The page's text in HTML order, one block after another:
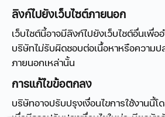
ลิงก์ไปยังเว็บไซต์ภายนอก
เว็บไซต์นี้อาจมีลิงก์ไปยังเว็บไซต์อื่นเพื่อ
บริษัทไม่รับผิดชอบต่อเนื้อหาหรือความป
ภายนอกเหล่านั้น
การแก้ไขข้อตกลง
บริษัทอาจปรับปรุงเงื่อนไขการใช้งานนี้